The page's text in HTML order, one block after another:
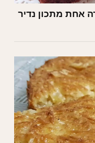
אחת מתכון נדיר